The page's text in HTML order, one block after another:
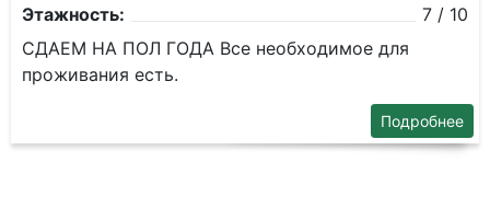
Этажность:
7 / 10
СДАЕМ НА ПОЛ ГОДА Все необходимое для
проживания есть.
Подробнее